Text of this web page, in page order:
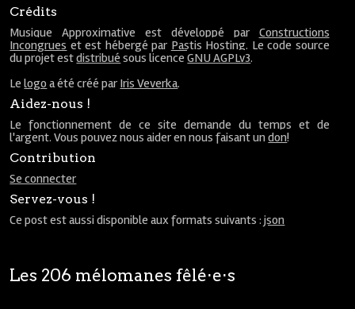
Crédits
Musique Approximative est développé par Constructions
Incongrues et est hébergé par Pastis Hosting. Le code source
du projet estdistribué sous licenceGNU AGPLv3.
Lelogo a été créé par Iris Veverka.
Aidez-nous !
Le fonctionnement de ce site demande du temps et de
l'argent. Vous pouvez nous aider en nous faisant undon!
Contribution
Se connecter
Servez-vous !
Ce post est aussi disponible aux formats suivants :json
Les 206 mélomanes fêlé⋅e⋅s